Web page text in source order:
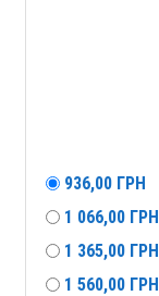
936,00 ГРН
1 066,00 ГРН
1 365,00 ГРН
1 560,00 ГРН